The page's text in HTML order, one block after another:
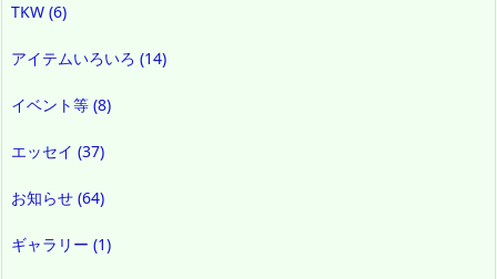
TKW (6)
アイテムいろいろ (14)
イベント等 (8)
エッセイ (37)
お知らせ (64)
ギャラリー (1)